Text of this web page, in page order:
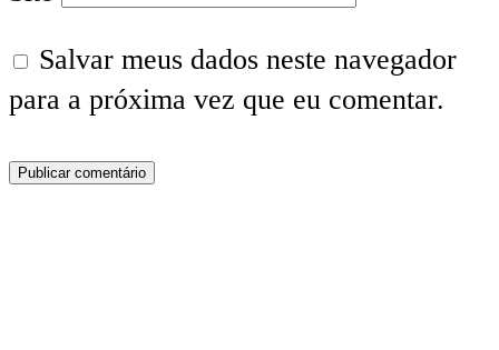
Salvar meus dados neste navegador
para a próxima vez que eu comentar.